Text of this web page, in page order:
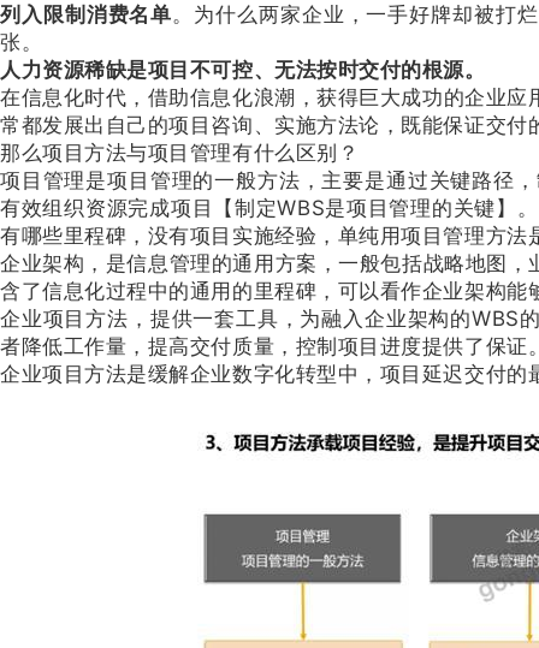
列入限制消费名单。为什么两家企业，一手好牌却被打
张。
人力资源稀缺是项目不可控、无法按时交付的根源。
在信息化时代，借助信息化浪潮，获得巨大成功的企业
常都发展出自己的项目咨询、实施方法论，既能保证交
那么项目方法与项目管理有什么区别？
项目管理是项目管理的一般方法，主要是通过关键路
有效组织资源完成项目【制定WBS是项目管理的关键】
有哪些里程碑，没有项目实施经验，单纯用项目管理方
企业架构，是信息管理的通用方案，一般包括战略地图
含了信息化过程中的通用的里程碑，可以看作企业架构
企业项目方法，提供一套工具，为融入企业架构的WBS
者降低工作量，提高交付质量，控制项目进度提供了保证
企业项目方法是缓解企业数字化转型中，项目延迟交付的